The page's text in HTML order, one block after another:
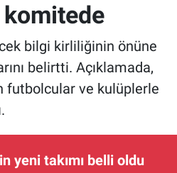
bilgi kirliliğinin önüne
belirtti. Açıklamada,
futbolcular ve kulüplerle
yeni takımı belli oldu